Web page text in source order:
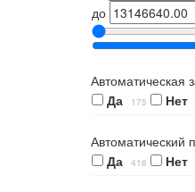
до
Автоматическая
Да
175 Нет
Автоматический
Да
416 Нет